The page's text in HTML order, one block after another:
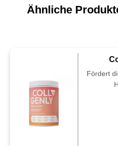
Ähnliche
Fördert